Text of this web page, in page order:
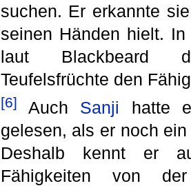
suchen. Er erkannte
seinen Händen hielt.
laut Blackbeard
Teufelsfrüchte den
[6] Auch Sanji hatte
gelesen, als er noch
Deshalb kennt er
Fähigkeiten von der